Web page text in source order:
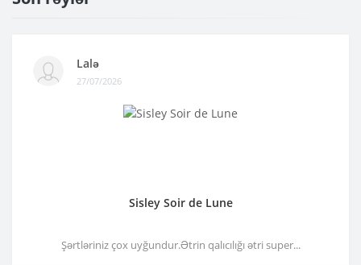
Lalə
27/07/2026
Sisley Soir de Lune
Şərtləriniz çox uyğundur.Ətrin qalıcılığı ətri super...